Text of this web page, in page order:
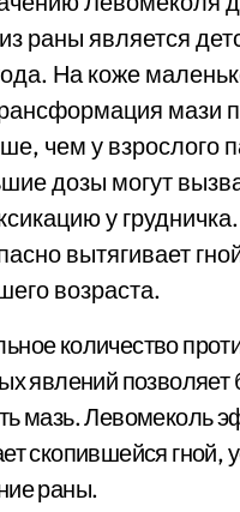
раны является
На коже
мази
чем у взрослого
дозы могут
у
вытягивает
возраста.
количество
явлений позволяет
мазь. Левомеколь
скопившейся гной,
раны.